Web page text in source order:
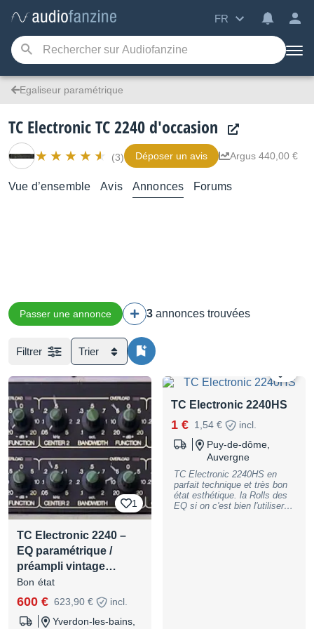
FR
Egaliseur paramétrique
TC Electronic TC 2240 d'occasion
(3) Déposer un avis Argus 440,00 €
Vue d’ensemble Avis Annonces Forums
Passer une annonce 3 annonces trouvées
Filtrer Trier
1
TC Electronic 2240 –
EQ paramétrique /
préampli vintage…
Bon état
600 € 623,90 €
incl.
Yverdon-les-bains,
TC Electronic 2240HS
1 € 1,54 €
incl.
Puy-de-dôme,
Auvergne
TC Electronic 2240HS en
parfait technique et très bon
état esthétique. la Rolls des
EQ si on c'est bien l'utiliser.